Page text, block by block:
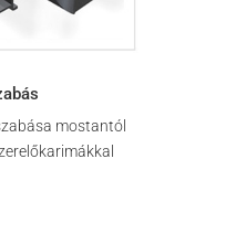
mostantól